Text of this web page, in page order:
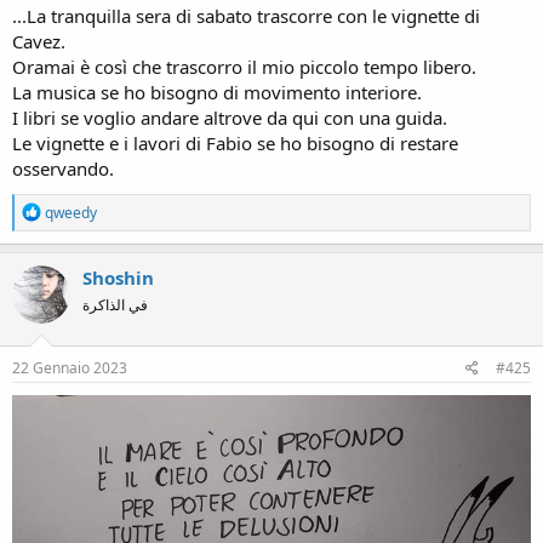
...La tranquilla sera di sabato trascorre con le vignette di
Cavez.
Oramai è così che trascorro il mio piccolo tempo libero.
La musica se ho bisogno di movimento interiore.
I libri se voglio andare altrove da qui con una guida.
Le vignette e i lavori di Fabio se ho bisogno di restare
osservando.
R
e
a
c
t
i
o
n
s
qweedy
Shoshin
في الذاكرة
22 Gennaio 2023 #425